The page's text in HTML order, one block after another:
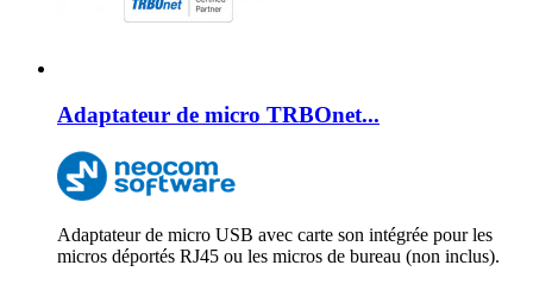
Adaptateur de micro TRBOnet...
Adaptateur de micro USB avec carte son intégrée pour les
micros déportés RJ45 ou les micros de bureau (non inclus).